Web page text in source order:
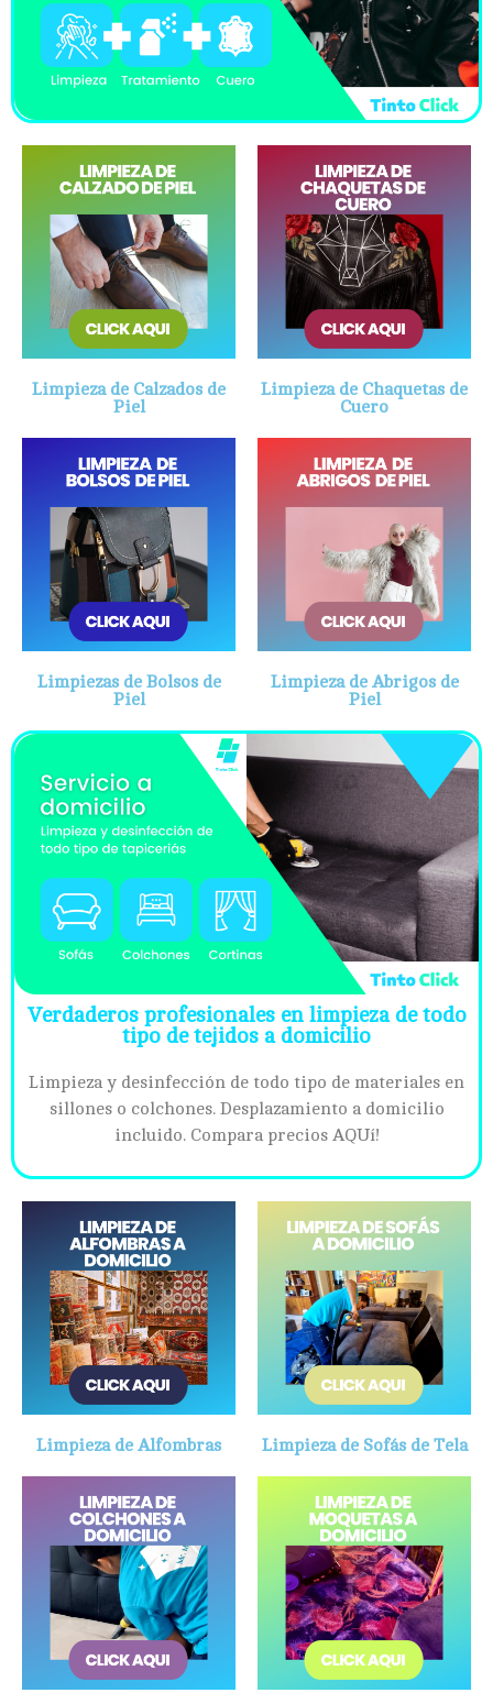
Limpieza de Calzados de
Piel
Limpieza de Chaquetas de
Cuero
Limpiezas de Bolsos de
Piel
Limpieza de Abrigos de
Piel
Verdaderos profesionales en limpieza de todo
tipo de tejidos a domicilio
Limpieza y desinfección de todo tipo de materiales en
sillones o colchones. Desplazamiento a domicilio
incluido. Compara precios AQUí!
Limpieza de Alfombras Limpieza de Sofás de Tela